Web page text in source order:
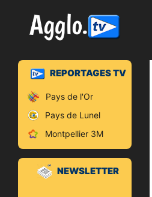
REPORTAGES TV
Pays de l'Or
Pays de Lunel
Montpellier 3M
NEWSLETTER